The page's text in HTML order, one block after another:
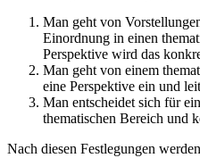
Man geht von
Einordnung in einen
Perspektive wird das
Man geht von einem
eine Perspektive ein und
Man entscheidet sich für
thematischen Bereich und
Nach diesen Festlegungen